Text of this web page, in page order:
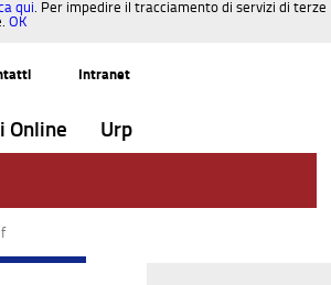
qui. Per impedire il tracciamento di servizi di terze
OK
Intranet
Online Urp